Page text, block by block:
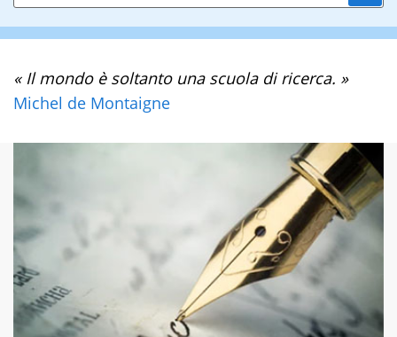
« Il mondo è soltanto una scuola di ricerca. »
Michel de Montaigne